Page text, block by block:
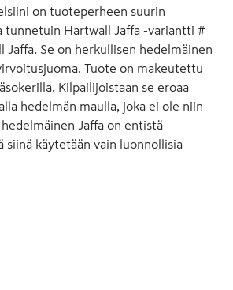
on tuoteperheen suurin
tunnetuin Hartwall Jaffa -variantti #
Jaffa. Se on herkullisen hedelmäinen
Tuote on makeutettu
Kilpailijoistaan se eroaa
hedelmän maulla, joka ei ole niin
Jaffa on entistä
siinä käytetään vain luonnollisia